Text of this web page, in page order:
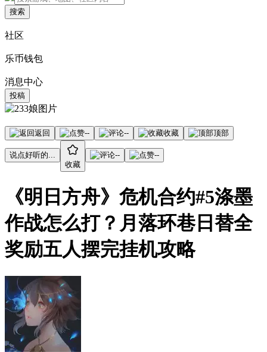
搜索
社区
乐币钱包
消息中心
投稿
返回 -- -- 收藏 顶部
说点好听的...
收藏
-- --
《明日方舟》危机合约#5涤墨
作战怎么打？月落环巷日替全
奖励五人摆完挂机攻略